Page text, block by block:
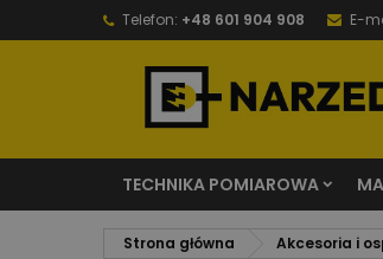
Telefon: +48 601 904 908 E-
TECHNIKA POMIAROWA
Strona główna Akcesoria i